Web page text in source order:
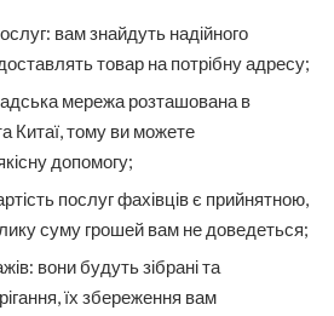
вам знайдуть надійного
товар на потрібну адресу;
мережа розташована в
Китаї, тому ви можете
допомогу;
послуг фахівців є прийнятною,
суму грошей вам не доведеться;
вони будуть зібрані та
їх збереження вам